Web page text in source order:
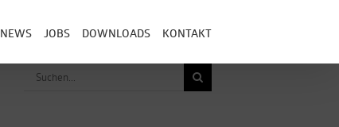
NEWS JOBS DOWNLOADS KONTAKT
Suche
nach: